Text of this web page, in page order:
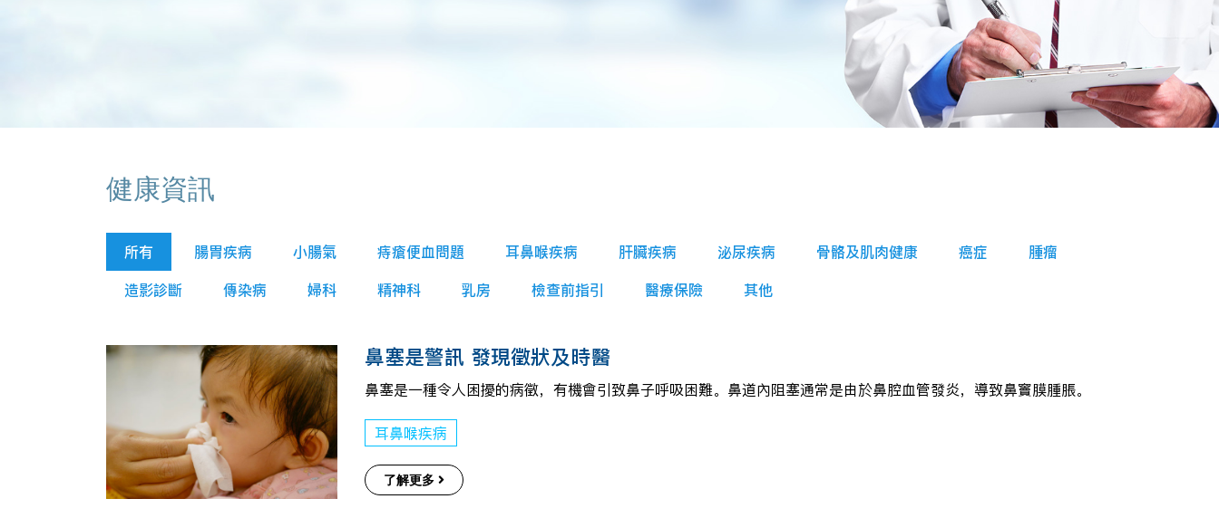
健康資訊
所有 腸胃疾病 小腸氣 痔瘡便血問題 耳鼻喉疾病 肝臟疾病 泌尿疾病 骨骼及肌肉健康 癌症
腫瘤
造影診斷
傳染病 婦科 精神科 乳房 檢查前指引 醫療保險 其他
鼻塞是警訊 發現徵狀及時醫
鼻塞是一種令人困擾的病徵，有機會引致鼻子呼吸困難。鼻道內阻塞通常是由於鼻腔血管發炎，導致鼻竇膜腫脹。
耳鼻喉疾病
了解更多